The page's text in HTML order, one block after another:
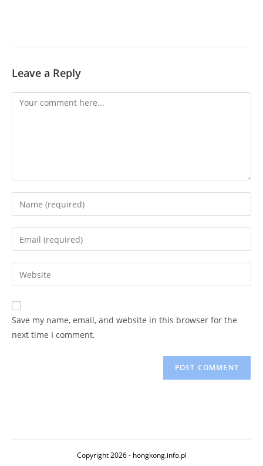
Leave a Reply
Comment
Enter
your
name
comment
Enter
your
email
address
comment
Enter
your
website
URL
(optional)
Save my name, email, and website in this browser for the
next time I comment.
Copyright 2026 - hongkong.info.pl